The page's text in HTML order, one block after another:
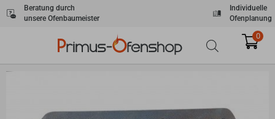
Zum
Inhalt
Beratung durch
unsere Ofenbaumeister
Individuelle
Ofenplanung
0